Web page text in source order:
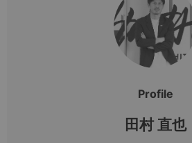
Profile
田村 直也